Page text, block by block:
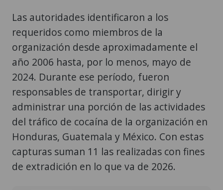
Las autoridades identificaron a los
requeridos como miembros de la
organización desde aproximadamente el
año 2006 hasta, por lo menos, mayo de
2024. Durante ese período, fueron
responsables de transportar, dirigir y
administrar una porción de las actividades
del tráfico de cocaína de la organización en
Honduras, Guatemala y México. Con estas
capturas suman 11 las realizadas con fines
de extradición en lo que va de 2026.